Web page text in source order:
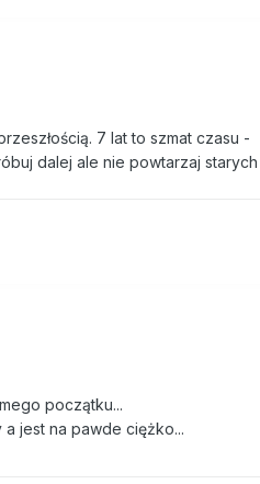
7 lat to szmat czasu -
dalej ale nie powtarzaj starych
początku...
jest na pawde ciężko...